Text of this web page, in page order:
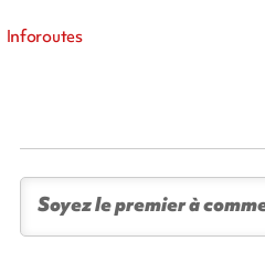
Inforoutes